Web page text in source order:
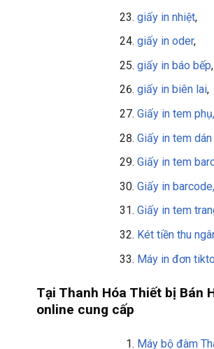
giấy in nhiệt,
giấy in oder,
giấy in báo bếp,
giấy in biên lai,
Giấy in tem phụ,
Giấy in tem dán
Giấy in tem
Giấy in barcode,
Giấy in tem
Két tiền thu
Máy in đơn
Tại Thanh Hóa Thiết bị Bán
online cung cấp
Máy bộ đàm